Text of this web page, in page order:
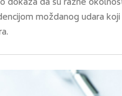
moždanog udara